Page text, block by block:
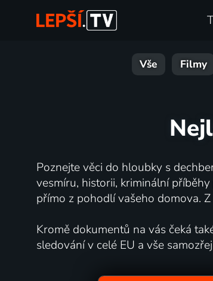
Vše Filmy
Poznejte věci do hloubky s
vesmíru, historii, kriminální
přímo z pohodlí vašeho domova.
Kromě dokumentů na vás čeká
sledování v celé EU a vše